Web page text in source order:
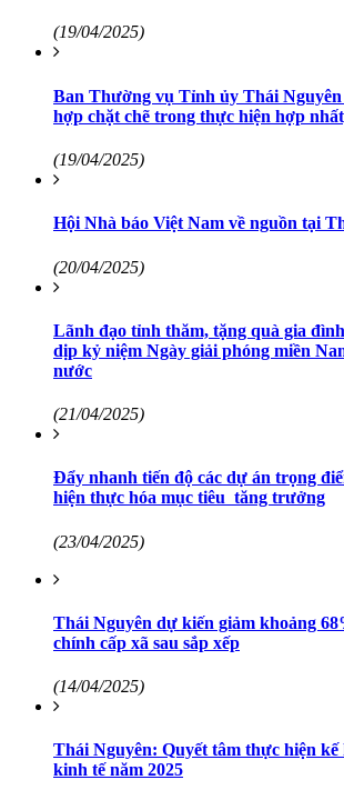
(19/04/2025)
Ban Thường vụ Tỉnh ủy Thái
hợp chặt chẽ trong thực hiện hợp
(19/04/2025)
Hội Nhà báo Việt Nam về nguồn tại
(20/04/2025)
Lãnh đạo tỉnh thăm, tặng quà gia
dịp kỷ niệm Ngày giải phóng miền
nước
(21/04/2025)
Đẩy nhanh tiến độ các dự án trọng
hiện thực hóa mục tiêu tăng trưởng
(23/04/2025)
Thái Nguyên dự kiến giảm khoảng
chính cấp xã sau sắp xếp
(14/04/2025)
Thái Nguyên: Quyết tâm thực hiện
kinh tế năm 2025